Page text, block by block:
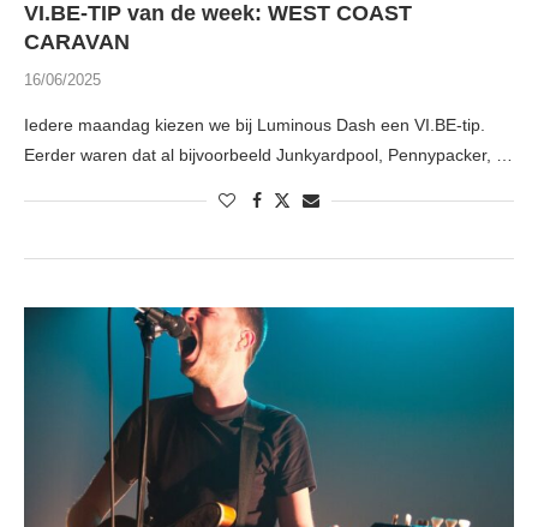
VI.BE-TIP van de week: WEST COAST
CARAVAN
16/06/2025
Iedere maandag kiezen we bij Luminous Dash een VI.BE-tip.
Eerder waren dat al bijvoorbeeld Junkyardpool, Pennypacker, …